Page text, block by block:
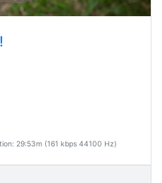
29:53m (161 kbps 44100 Hz)